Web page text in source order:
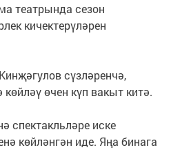
театрында сезон
кичектерүләрен
сүзләренчә,
өчен күп вакыт китә.
спектакльләре иске
көйләнгән иде. Яңа бинага